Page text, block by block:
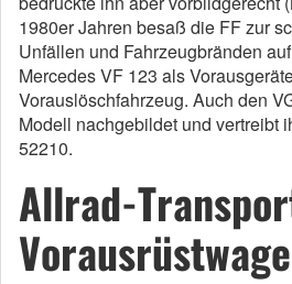
1980er Jahren besaß die FF zur
Unfällen und Fahrzeugbränden
Mercedes VF 123 als
Vorauslöschfahrzeug. Auch den
Modell nachgebildet und vertreibt
52210.
Allrad-